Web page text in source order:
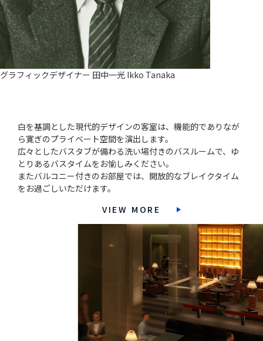
グラフィックデザイナー 田中一光 Ikko Tanaka
白を基調とした現代的デザインの客室は、機能的でありなが
ら寛ぎのプライベート空間を演出します。
広々としたバスタブが備わる洗い場付きのバスルームで、ゆ
とりあるバスタイムをお愉しみください。
またバルコニー付きのお部屋では、開放的なブレイクタイム
をお過ごしいただけます。
VIEW MORE